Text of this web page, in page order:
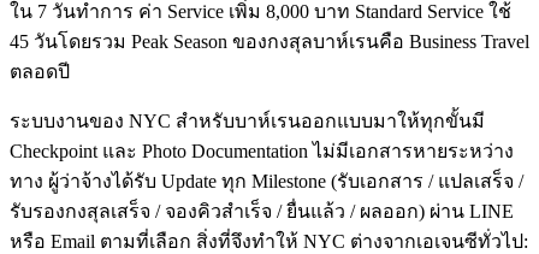
ใน 7 วันทำการ ค่า Service เพิ่ม 8,000 บาท Standard Service ใช้
45 วันโดยรวม Peak Season ของกงสุลบาห์เรนคือ Business Travel
ตลอดปี
ระบบงานของ NYC สำหรับบาห์เรนออกแบบมาให้ทุกขั้นมี
Checkpoint และ Photo Documentation ไม่มีเอกสารหายระหว่าง
ทาง ผู้ว่าจ้างได้รับ Update ทุก Milestone (รับเอกสาร / แปลเสร็จ /
รับรองกงสุลเสร็จ / จองคิวสำเร็จ / ยื่นแล้ว / ผลออก) ผ่าน LINE
หรือ Email ตามที่เลือก สิ่งที่จึงทำให้ NYC ต่างจากเอเจนซีทั่วไป: